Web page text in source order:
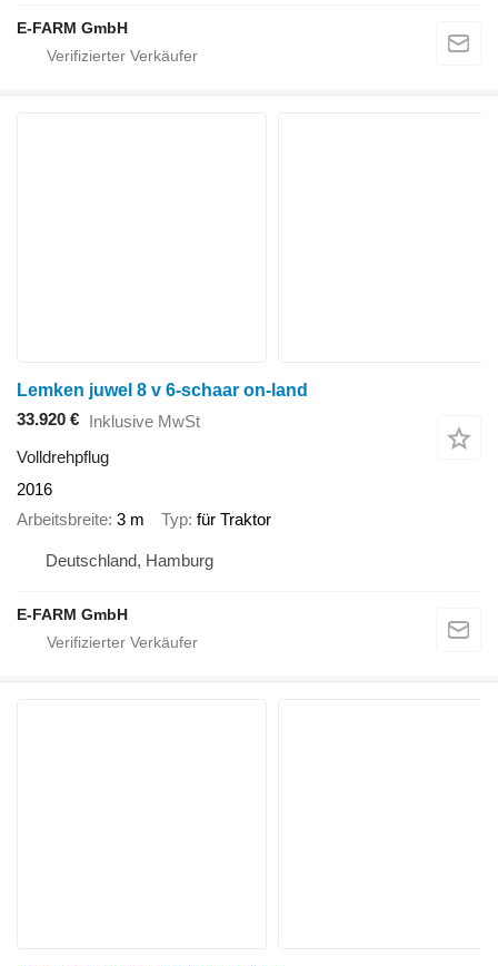
E-FARM GmbH
Lemken juwel 8 v 6-schaar on-land
33.920 € Inklusive MwSt
Volldrehpflug
2016
Arbeitsbreite 3 m Typ für Traktor
Deutschland, Hamburg
E-FARM GmbH